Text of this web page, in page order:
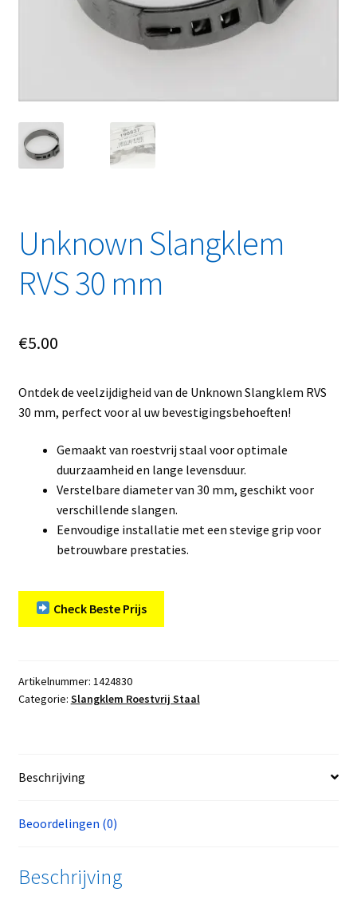
Linkpartners
Over Ons
Overzicht
Retourbeleid
Videos
Unknown Slangklem
RVS 30 mm
€5.00
Ontdek de veelzijdigheid van de Unknown Slangklem RVS
30 mm, perfect voor al uw bevestigingsbehoeften!
Gemaakt van roestvrij staal voor optimale
duurzaamheid en lange levensduur.
Verstelbare diameter van 30 mm, geschikt voor
verschillende slangen.
Eenvoudige installatie met een stevige grip voor
betrouwbare prestaties.
Check Beste Prijs
Artikelnummer: 1424830
Categorie: Slangklem Roestvrij Staal
Beschrijving
Beoordelingen (0)
Beschrijving